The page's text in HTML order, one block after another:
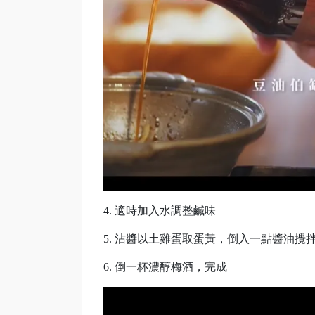
4. 適時加入水調整鹹味
5. 沾醬以土雞蛋取蛋黃，倒入一點醬油攪
6. 倒一杯濃醇梅酒，完成